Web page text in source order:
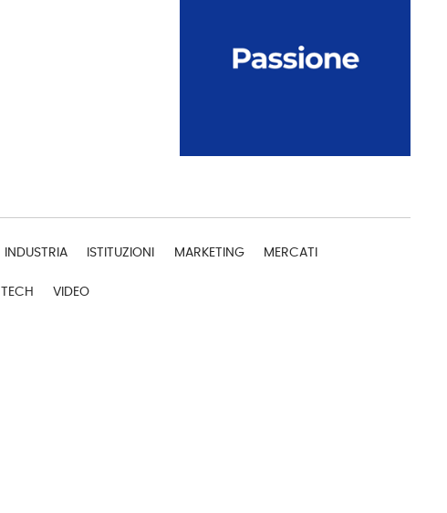
INDUSTRIA ISTITUZIONI MARKETING MERCATI
TECH VIDEO